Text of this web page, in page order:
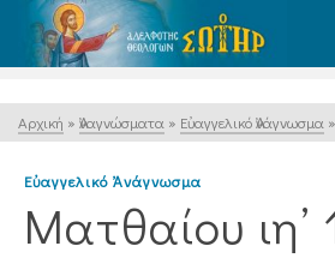
Αρχική » Ἀναγνώσματα » Εὐαγγελικό Ἀνάγνωσμα »
Εὐαγγελικό Ἀνάγνωσμα
Ματθαίου ιη’